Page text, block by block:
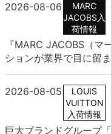
2026-08-06
MARC
JACOBS入
荷情報
『MARC JACOBS（マ
ションが業界で目に留
2026-08-05
LOUIS
VUITTON
入荷情報
巨大ブランドグループ